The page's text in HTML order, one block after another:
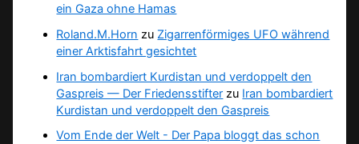
ein Gaza ohne Hamas
Roland.M.Horn zu Zigarrenförmiges UFO während
einer Arktisfahrt gesichtet
Iran bombardiert Kurdistan und verdoppelt den
Gaspreis — Der Friedensstifter zu Iran bombardiert
Kurdistan und verdoppelt den Gaspreis
Vom Ende der Welt - Der Papa bloggt das schon